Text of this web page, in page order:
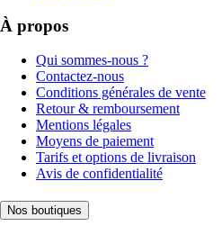
À propos
Qui sommes-nous ?
Contactez-nous
Conditions générales de vente
Retour & remboursement
Mentions légales
Moyens de paiement
Tarifs et options de livraison
Avis de confidentialité
Nos boutiques